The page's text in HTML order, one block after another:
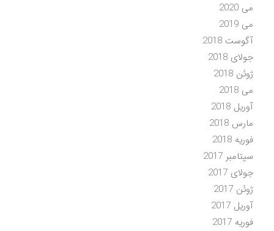
می 2020
می 2019
آگوست 2018
جولای 2018
ژوئن 2018
می 2018
آوریل 2018
مارس 2018
فوریه 2018
سپتامبر 2017
جولای 2017
ژوئن 2017
آوریل 2017
فوریه 2017